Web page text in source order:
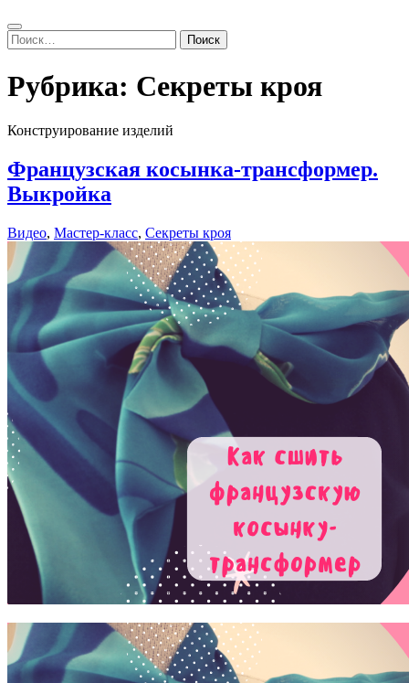
Search
Найти:
Рубрика: Секреты кроя
Конструирование изделий
Французская косынка-трансформер.
Выкройка
Видео, Мастер-класс, Секреты кроя